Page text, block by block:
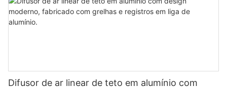
Difusor de ar linear de teto em alumínio com